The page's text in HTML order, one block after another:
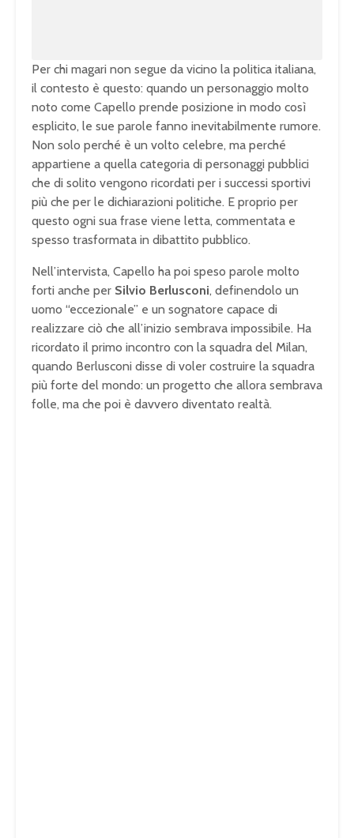
Per chi magari non segue da vicino la politica italiana,
il contesto è questo: quando un personaggio molto
noto come Capello prende posizione in modo così
esplicito, le sue parole fanno inevitabilmente rumore.
Non solo perché è un volto celebre, ma perché
appartiene a quella categoria di personaggi pubblici
che di solito vengono ricordati per i successi sportivi
più che per le dichiarazioni politiche. E proprio per
questo ogni sua frase viene letta, commentata e
spesso trasformata in dibattito pubblico.
Nell’intervista, Capello ha poi speso parole molto
forti anche per Silvio Berlusconi, definendolo un
uomo “eccezionale” e un sognatore capace di
realizzare ciò che all’inizio sembrava impossibile. Ha
ricordato il primo incontro con la squadra del Milan,
quando Berlusconi disse di voler costruire la squadra
più forte del mondo: un progetto che allora sembrava
folle, ma che poi è davvero diventato realtà.